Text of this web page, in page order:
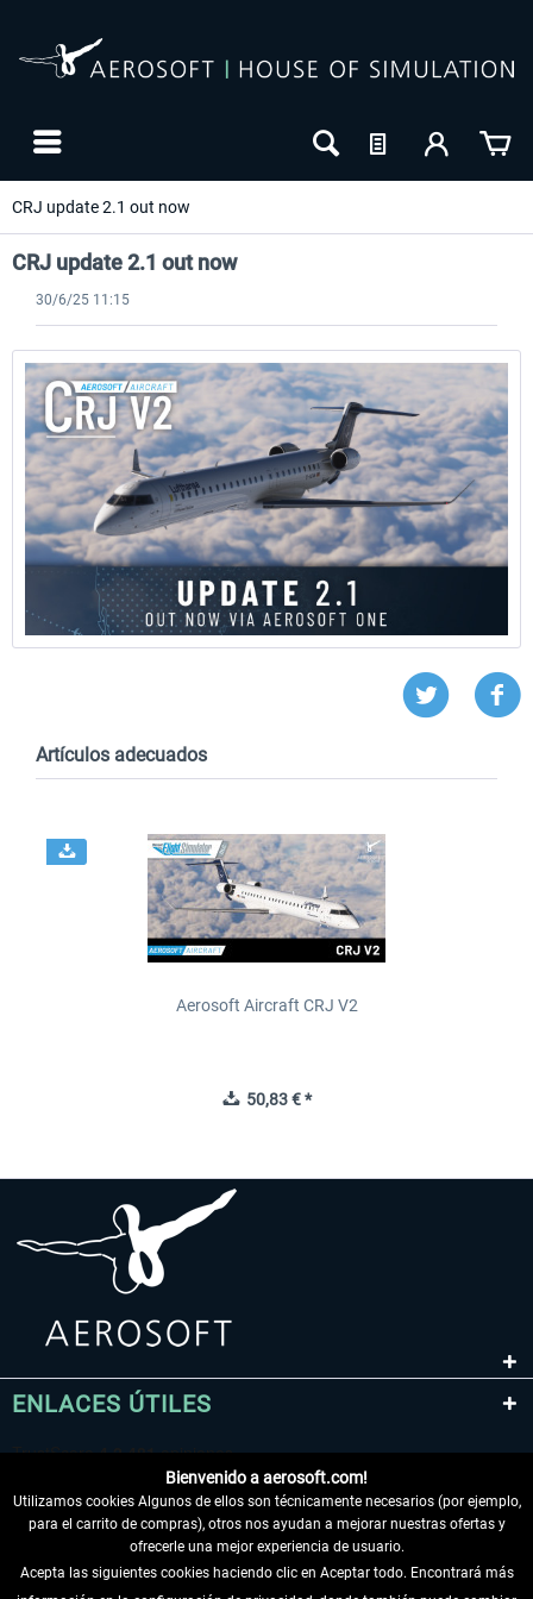
CRJ update 2.1 out now
CRJ update 2.1 out now
30/6/25 11:15
Artículos adecuados
Aerosoft Aircraft CRJ V2
50,83 € *
ENLACES ÚTILES
Bienvenido a aerosoft.com!
Utilizamos cookies Algunos de ellos son técnicamente necesarios (por ejemplo,
para el carrito de compras), otros nos ayudan a mejorar nuestras ofertas y
ofrecerle una mejor experiencia de usuario.
Acepta las siguientes cookies haciendo clic en Aceptar todo. Encontrará más